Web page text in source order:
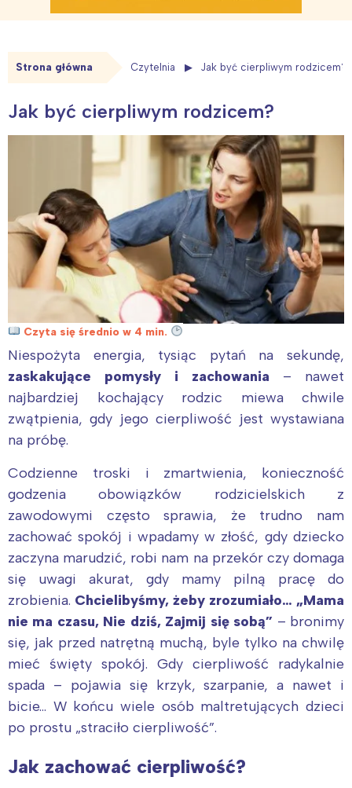
Strona główna Czytelnia Jak być cierpliwym rodzicem?
Jak być cierpliwym rodzicem?
Czyta się średnio w 4 min.
Niespożyta energia, tysiąc pytań na sekundę,
zaskakujące pomysły i zachowania – nawet
najbardziej kochający rodzic miewa chwile
zwątpienia, gdy jego cierpliwość jest wystawiana
na próbę.
Codzienne troski i zmartwienia, konieczność
godzenia obowiązków rodzicielskich z
zawodowymi często sprawia, że trudno nam
zachować spokój i wpadamy w złość, gdy dziecko
zaczyna marudzić, robi nam na przekór czy domaga
się uwagi akurat, gdy mamy pilną pracę do
zrobienia. Chcielibyśmy, żeby zrozumiało… „Mama
nie ma czasu, Nie dziś, Zajmij się sobą” – bronimy
się, jak przed natrętną muchą, byle tylko na chwilę
mieć święty spokój. Gdy cierpliwość radykalnie
spada – pojawia się krzyk, szarpanie, a nawet i
bicie… W końcu wiele osób maltretujących dzieci
po prostu „straciło cierpliwość”.
Jak zachować cierpliwość?